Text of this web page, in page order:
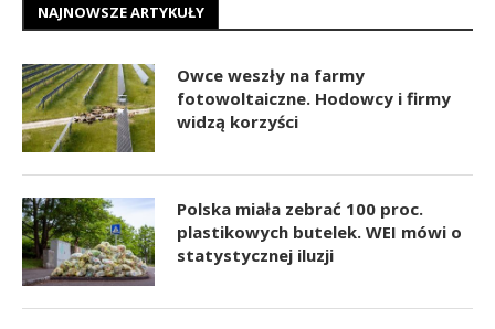
NAJNOWSZE ARTYKUŁY
Owce weszły na farmy
fotowoltaiczne. Hodowcy i firmy
widzą korzyści
Polska miała zebrać 100 proc.
plastikowych butelek. WEI mówi o
statystycznej iluzji